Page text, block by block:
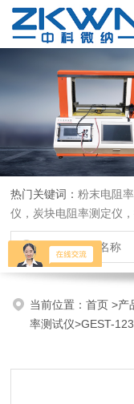
热门关键词：粉末电阻
仪，炭块电阻率测定仪
炭块热膨胀仪，炭块透
当前位置：首页>产
率测试仪>GEST-